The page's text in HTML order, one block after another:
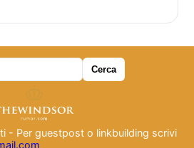
- Per guestpost o linkbuilding scrivi